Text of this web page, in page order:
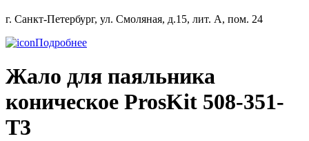
г. Санкт-Петербург, ул. Смоляная, д.15, лит. А, пом. 24
Подробнее
Жало для паяльника
коническое ProsKit 508-351-
T3